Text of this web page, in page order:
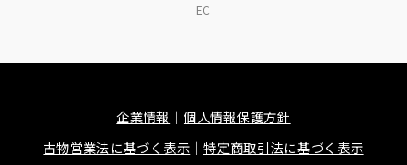
EC
企業情報
個人情報保護方針
古物営業法に基づく表示
特定商取引法に基づく表示